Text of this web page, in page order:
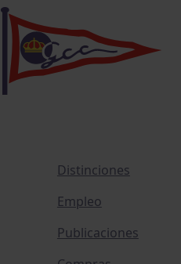
Distinciones
Empleo
Publicaciones